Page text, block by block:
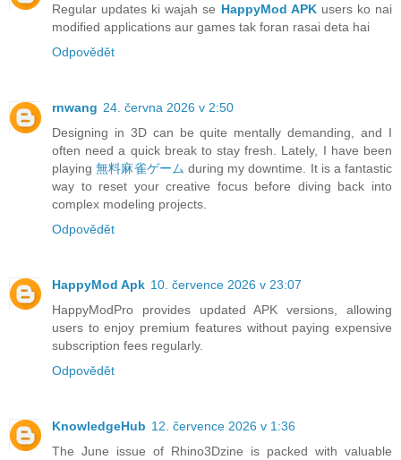
Regular updates ki wajah se HappyMod APKusers ko nai
modified applications aur games tak foran rasai deta hai
Odpovědět
rnwang 24. června 2026 v 2:50
Designing in 3D can be quite mentally demanding, and I
often need a quick break to stay fresh. Lately, I have been
playing無料麻雀ゲーム during my downtime. It is a fantastic
way to reset your creative focus before diving back into
complex modeling projects.
Odpovědět
HappyMod Apk 10. července 2026 v 23:07
HappyModPro provides updated APK versions, allowing
users to enjoy premium features without paying expensive
subscription fees regularly.
Odpovědět
KnowledgeHub 12. července 2026 v 1:36
The June issue of Rhino3Dzine is packed with valuable